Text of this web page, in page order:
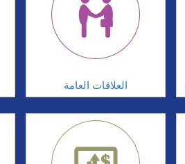
العلاقات العامة